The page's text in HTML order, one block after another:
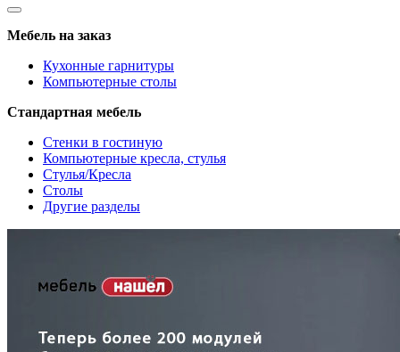
Мебель на заказ
Кухонные гарнитуры
Компьютерные столы
Стандартная мебель
Стенки в гостиную
Компьютерные кресла, стулья
Стулья/Кресла
Столы
Другие разделы